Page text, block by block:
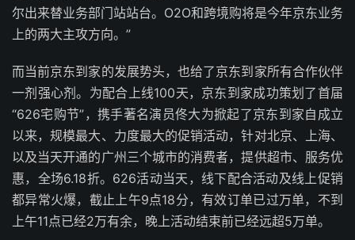
尔出来替业务部门站站台。O2O和跨境购将是今年京东业务
上的两大主攻方向。”
而当前京东到家的发展势头，也给了京东到家所有合作伙伴
一剂强心剂。为配合上线100天，京东到家成功策划了首届
“626宅购节”，携手著名演员佟大为掀起了京东到家自成立
以来，规模最大、力度最大的促销活动，针对北京、上海、
以及当天开通的广州三个城市的消费者，提供超市、服务优
惠，全场6.18折。626活动当天，线下配合活动及线上促销
都异常火爆，截止上午9点18分，有效订单已过万单，不到
上午11点已经2万有余，晚上活动结束前已经远超5万单。